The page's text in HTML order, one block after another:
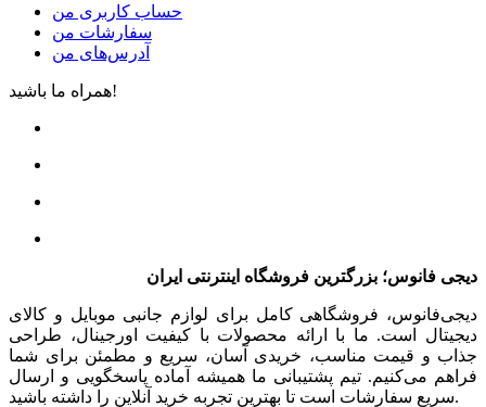
حساب کاربری من
سفارشات من
آدرس‌های من
همراه ما باشید!
دیجی فانوس؛ بزرگترین فروشگاه اینترنتی ایران
دیجی‌فانوس، فروشگاهی کامل برای لوازم جانبی موبایل و کالای
دیجیتال است. ما با ارائه محصولات با کیفیت اورجینال، طراحی
جذاب و قیمت مناسب، خریدی آسان، سریع و مطمئن برای شما
فراهم می‌کنیم. تیم پشتیبانی ما همیشه آماده پاسخگویی و ارسال
سریع سفارشات است تا بهترین تجربه خرید آنلاین را داشته باشید.